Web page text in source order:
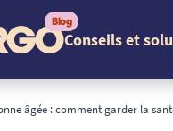
Conseils et
âgée : comment garder la